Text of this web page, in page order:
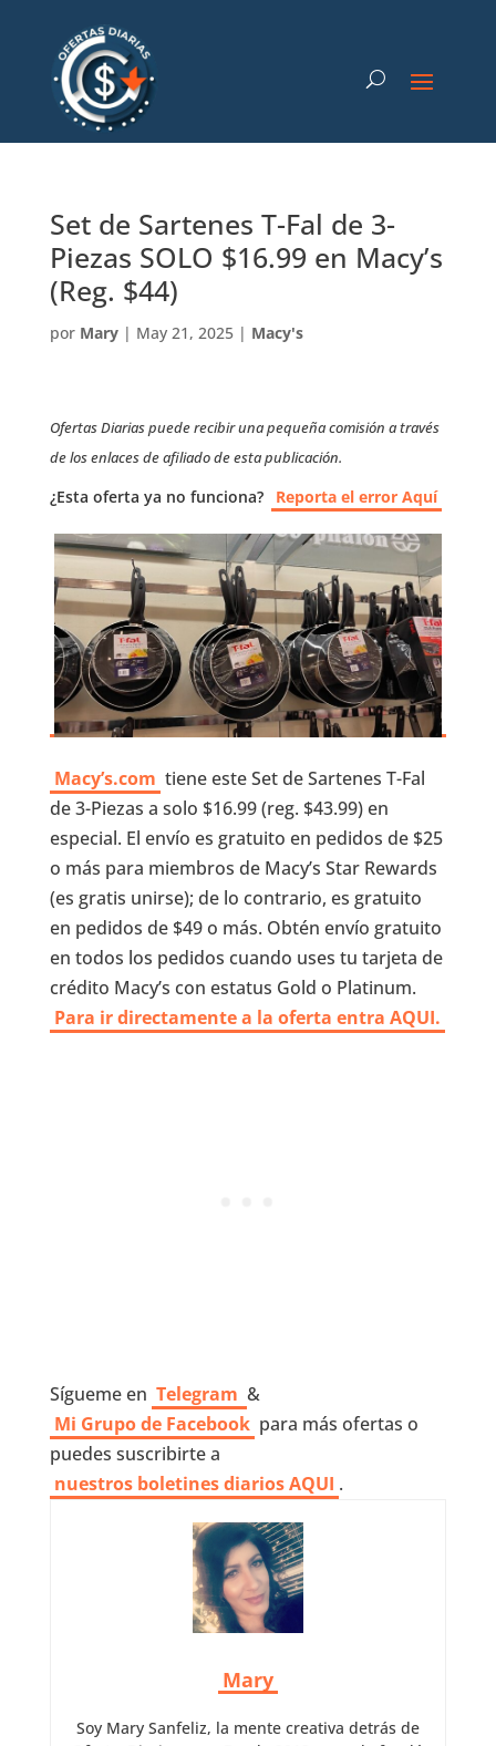
Set de Sartenes T-Fal de 3-
Piezas SOLO $16.99 en Macy’s
(Reg. $44)
por Mary| May 21, 2025| Macy's
Ofertas Diarias puede recibir una pequeña comisión a través
de los enlaces de afiliado de esta publicación.
¿Esta oferta ya no funciona? Reporta el error Aquí
Macy’s.com tiene este Set de Sartenes T-Fal
de 3-Piezas a solo $16.99 (reg. $43.99) en
especial. El envío es gratuito en pedidos de $25
o más para miembros de Macy’s Star Rewards
(es gratis unirse); de lo contrario, es gratuito
en pedidos de $49 o más. Obtén envío gratuito
en todos los pedidos cuando uses tu tarjeta de
crédito Macy’s con estatus Gold o Platinum.
Para ir directamente a la oferta entra AQUI.
Sígueme en Telegram &
Mi Grupo de Facebook para más ofertas o
puedes suscribirte a
nuestros boletines diarios AQUI .
Mary
Soy Mary Sanfeliz, la mente creativa detrás de